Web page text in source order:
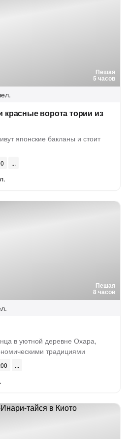
Пешая
5 часов
красные ворота тории из
японские бакланы и стоит
Пешая
8 часов
в уютной деревне Охара,
традициями